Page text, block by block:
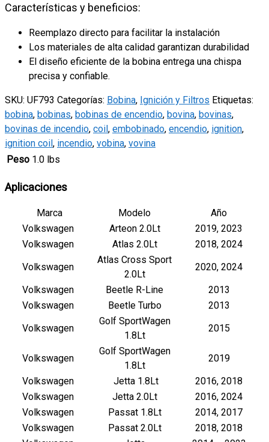
Características y beneficios:
Reemplazo directo para facilitar la instalación
Los materiales de alta calidad garantizan durabilidad
El diseño eficiente de la bobina entrega una chispa
precisa y confiable.
SKU: UF793 Categorías: Bobina, Ignición y Filtros Etiquetas:
bobina, bobinas, bobinas de encendio, bovina, bovinas,
bovinas de incendio, coil, embobinado, encendio, ignition,
ignition coil, incendio, vobina, vovina
Peso 1.0 lbs
Aplicaciones
Marca Modelo
Año
Volkswagen
Arteon 2.0Lt
2019, 2023
Volkswagen
Atlas 2.0Lt
2018, 2024
Volkswagen
Atlas Cross Sport
2.0Lt
2020, 2024
Volkswagen
Beetle R-Line
2013
Volkswagen
Beetle Turbo
2013
Volkswagen
Golf SportWagen
1.8Lt
2015
Volkswagen
Golf SportWagen
1.8Lt
2019
Volkswagen
Jetta 1.8Lt
2016, 2018
Volkswagen
Jetta 2.0Lt
2016, 2024
Volkswagen
Passat 1.8Lt
2014, 2017
Volkswagen
Passat 2.0Lt
2018, 2018